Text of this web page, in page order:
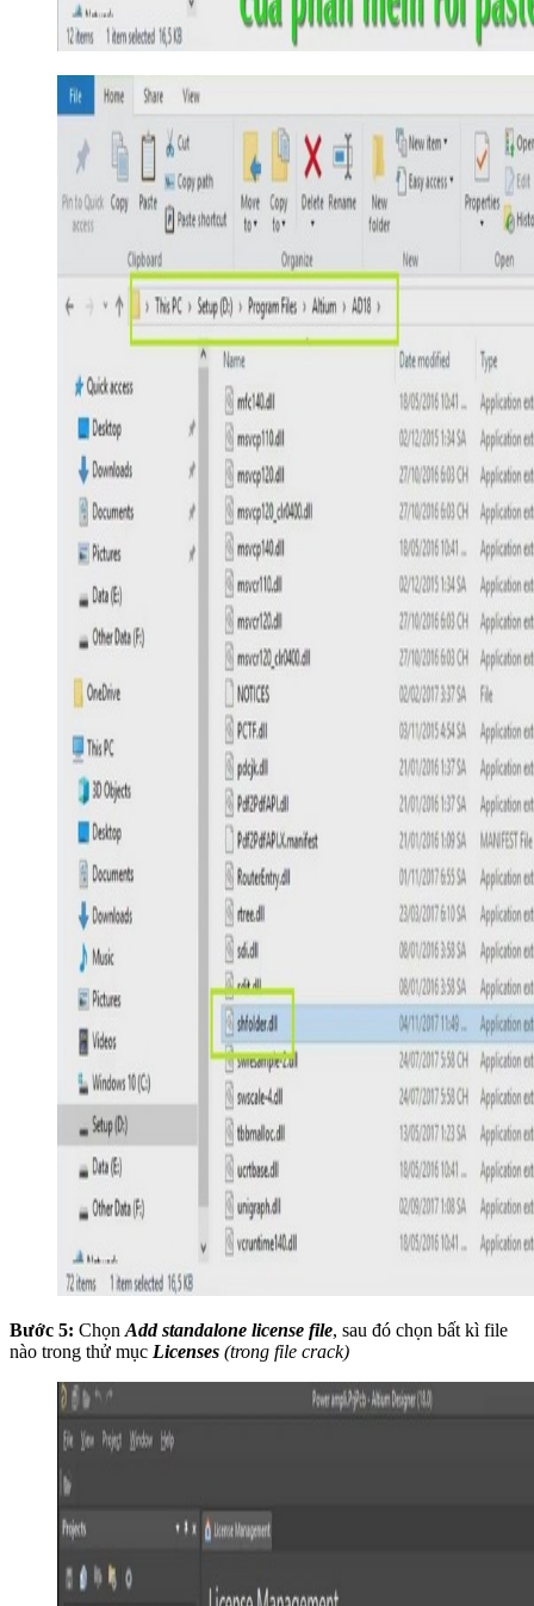
Bước 5: Chọn Add standalone license file, sau đó chọn bất kì file
nào trong thử mục Licenses (trong file crack)